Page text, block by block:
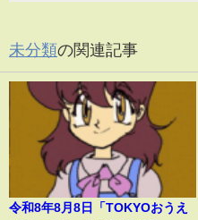
未分類の関連記事
令和8年8月8日「TOKYOおうえ